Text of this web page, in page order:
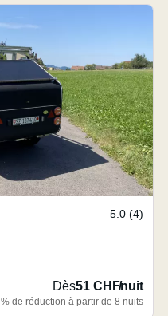
5.0 (4)
Dès51 CHF/nuit
de réduction à partir de 8 nuits